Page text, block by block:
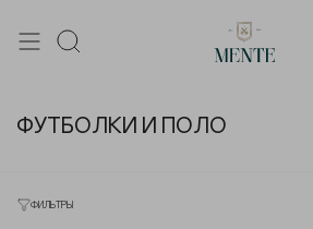
ФУТБОЛКИ И ПОЛО
ФИЛЬТРЫ